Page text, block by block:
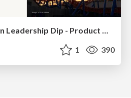
Navigating the Design Leadership Dip - Product Design Week Design Leaders+ Conference 2024
1 390